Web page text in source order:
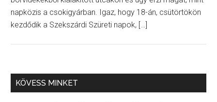
napközis a csokigyárban. Igaz, hogy 18-án, csütörtökön
kezdődik a Szekszárdi Szüreti napok, […]
KÖVESS MINKET